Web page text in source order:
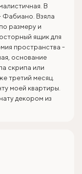
В
Фабиано. Взяла
размеру и
ящик для
пространства -
основание
скрипа или
третий месяц.
моей квартиры.
декором из